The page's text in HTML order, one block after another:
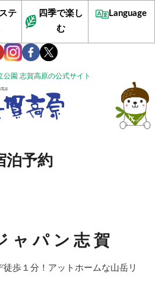
公園 志賀高原の公式サイト
テ
四季で楽し
む
Language
泊予約
ャパン志賀
歩１分！アットホームな山岳リ